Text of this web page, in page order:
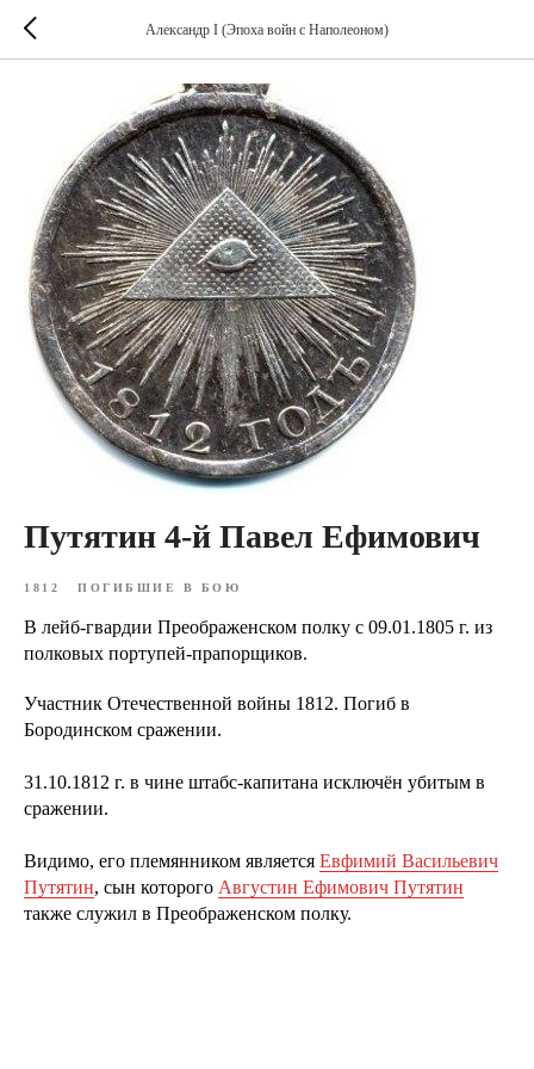
Александр I (Эпоха войн с Наполеоном)
Путятин 4-й Павел Ефимович
1812 ПОГИБШИЕ В БОЮ
В лейб-гвардии Преображенском полку с 09.01.1805 г. из
полковых портупей-прапорщиков.
Участник Отечественной войны 1812. Погиб в
Бородинском сражении.
31.10.1812 г. в чине штабс-капитана исключён убитым в
сражении.
Видимо, его племянником является Евфимий Васильевич
Путятин, сын которого Августин Ефимович Путятин
также служил в Преображенском полку.